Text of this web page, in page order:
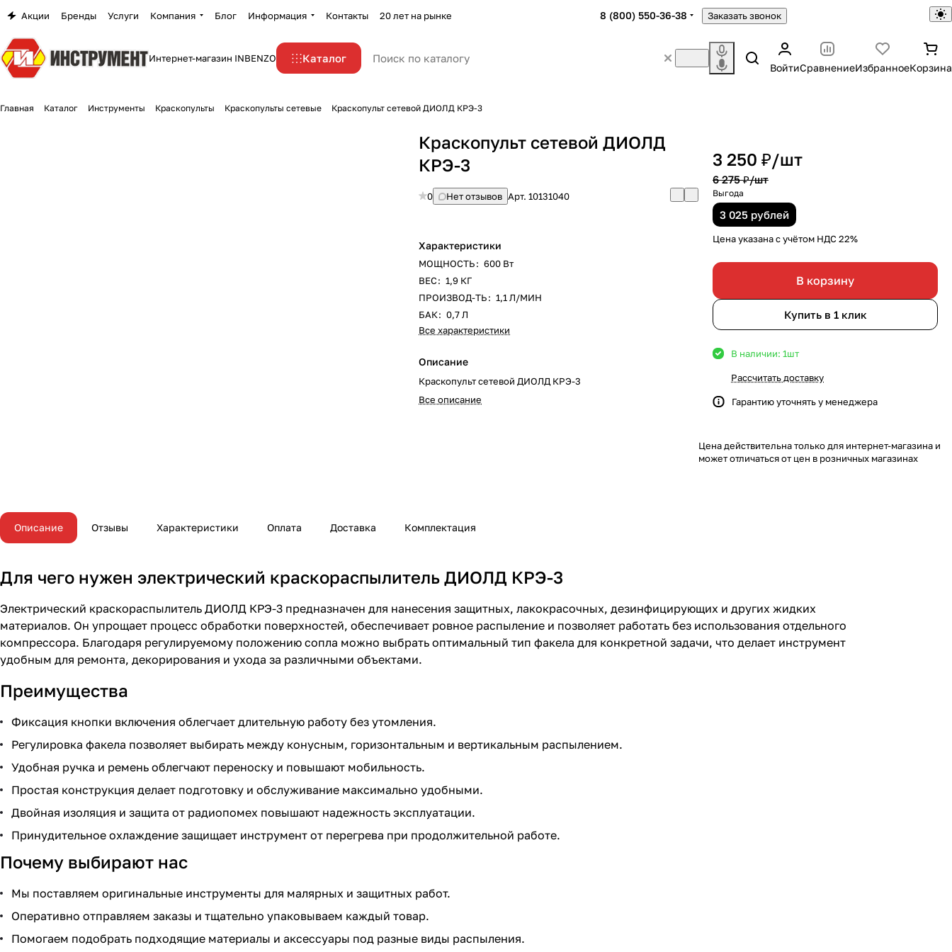
Акции Бренды Услуги Компания Блог Информация Контакты 20 лет на рынке 8 (800) 550-36-38 Заказать звонок
Интернет-магазин INBENZO Каталог
ВойтиСравнениеИзбранноеКорзина
Главная Каталог Инструменты Краскопульты Краскопульты сетевые Краскопульт сетевой ДИОЛД КРЭ-3
Краскопульт сетевой ДИОЛД
КРЭ-3
0 Нет отзывов Арт.10131040
Характеристики
МОЩНОСТЬ: 600 Вт
ВЕС: 1,9 КГ
ПРОИЗВОД-ТЬ: 1,1 Л/МИН
БАК: 0,7 Л
Все характеристики
Описание
Краскопульт сетевой ДИОЛД КРЭ-3
Все описание
3 250 ₽/шт
6 275 ₽/шт
Выгода
3 025 рублей
Цена указана с учётом НДС 22%
В корзину
Купить в 1 клик
В наличии: 1шт
Рассчитать доставку
Гарантию уточнять у менеджера
Цена действительна только для интернет-магазина и
может отличаться от цен в розничных магазинах
Описание Отзывы Характеристики Оплата Доставка Комплектация
Для чего нужен электрический краскораспылитель ДИОЛД КРЭ-3
Электрический краскораспылитель ДИОЛД КРЭ-3 предназначен для нанесения защитных, лакокрасочных, дезинфицирующих и других жидких
материалов. Он упрощает процесс обработки поверхностей, обеспечивает ровное распыление и позволяет работать без использования отдельного
компрессора. Благодаря регулируемому положению сопла можно выбрать оптимальный тип факела для конкретной задачи, что делает инструмент
удобным для ремонта, декорирования и ухода за различными объектами.
Преимущества
Фиксация кнопки включения облегчает длительную работу без утомления.
Регулировка факела позволяет выбирать между конусным, горизонтальным и вертикальным распылением.
Удобная ручка и ремень облегчают переноску и повышают мобильность.
Простая конструкция делает подготовку и обслуживание максимально удобными.
Двойная изоляция и защита от радиопомех повышают надежность эксплуатации.
Принудительное охлаждение защищает инструмент от перегрева при продолжительной работе.
Почему выбирают нас
Мы поставляем оригинальные инструменты для малярных и защитных работ.
Оперативно отправляем заказы и тщательно упаковываем каждый товар.
Помогаем подобрать подходящие материалы и аксессуары под разные виды распыления.